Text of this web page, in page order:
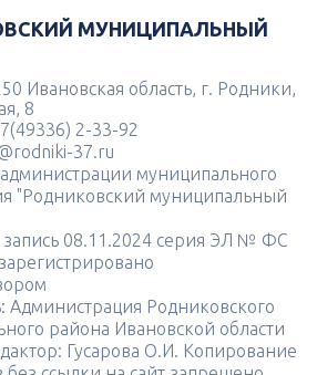
МУНИЦИПАЛЬНЫЙ
Ивановская область, г. Родники,
8
2-33-92
37.ru
муниципального
"Родниковский муниципальный
запись 08.11.2024 серия ЭЛ № ФС
Администрация Родниковского
района Ивановской области
Гусарова О.И. Копирование